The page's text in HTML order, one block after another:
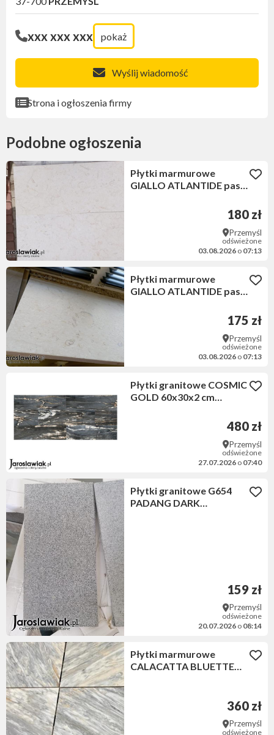
xxx xxx xxx pokaż
Wyślij wiadomość
Strona i ogłoszenia firmy
Podobne ogłoszenia
Płytki marmurowe
GIALLO ATLANTIDE pasy
180 zł
Przemyśl
odświeżone
03.08.2026 o 07:13
Płytki marmurowe
GIALLO ATLANTIDE pasy
175 zł
Przemyśl
odświeżone
03.08.2026 o 07:13
Płytki granitowe COSMIC
GOLD 60x30x2 cm
480 zł
Przemyśl
odświeżone
27.07.2026 o 07:40
Płytki granitowe G654
PADANG DARK
159 zł
Przemyśl
odświeżone
20.07.2026 o 08:14
Płytki marmurowe
CALACATTA BLUETTE
360 zł
Przemyśl
odświeżone